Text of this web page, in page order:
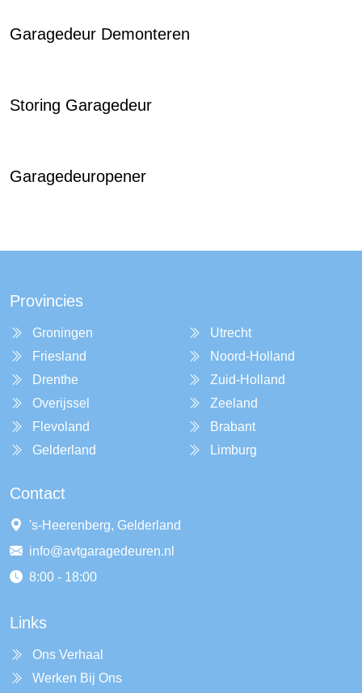
Garagedeur Demonteren
Storing Garagedeur
Garagedeuropener
Provincies
Groningen
Friesland
Drenthe
Overijssel
Flevoland
Gelderland
Utrecht
Noord-Holland
Zuid-Holland
Zeeland
Brabant
Limburg
Contact
's-Heerenberg, Gelderland
info@avtgaragedeuren.nl
8:00 - 18:00
Links
Ons Verhaal
Werken Bij Ons